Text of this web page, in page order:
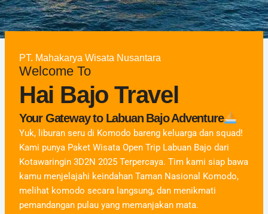
PT. Mahakarya Wisata Nusantara
Welcome To
Hai Bajo Travel
Your Gateway to Labuan Bajo Adventure
Yuk, liburan seru di Komodo bareng keluarga dan squad!
Kami punya Paket Wisata Open Trip Labuan Bajo dari
Kotawaringin 3D2N 2025 Terpercaya. Tim kami siap bawa
kamu menjelajahi keindahan Taman Nasional Komodo,
melihat komodo secara langsung, dan menikmati
pemandangan pulau yang memanjakan mata.